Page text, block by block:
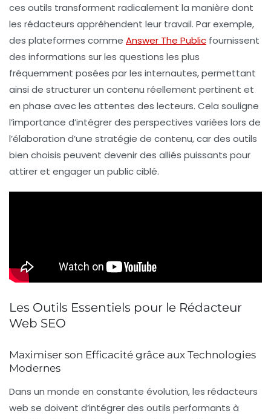
ces outils transforment radicalement la manière dont
les rédacteurs appréhendent leur travail. Par exemple,
des plateformes comme Answer The Public fournissent
des informations sur les questions les plus
fréquemment posées par les internautes, permettant
ainsi de structurer un contenu réellement pertinent et
en phase avec les attentes des lecteurs. Cela souligne
l’importance d’intégrer des perspectives variées lors de
l’élaboration d’une stratégie de contenu, car des outils
bien choisis peuvent devenir des alliés puissants pour
attirer et engager un public ciblé.
Les Outils Essentiels pour le Rédacteur
Web SEO
Maximiser son Efficacité grâce aux Technologies
Modernes
Dans un monde en constante évolution, les rédacteurs
web se doivent d’intégrer des outils performants à